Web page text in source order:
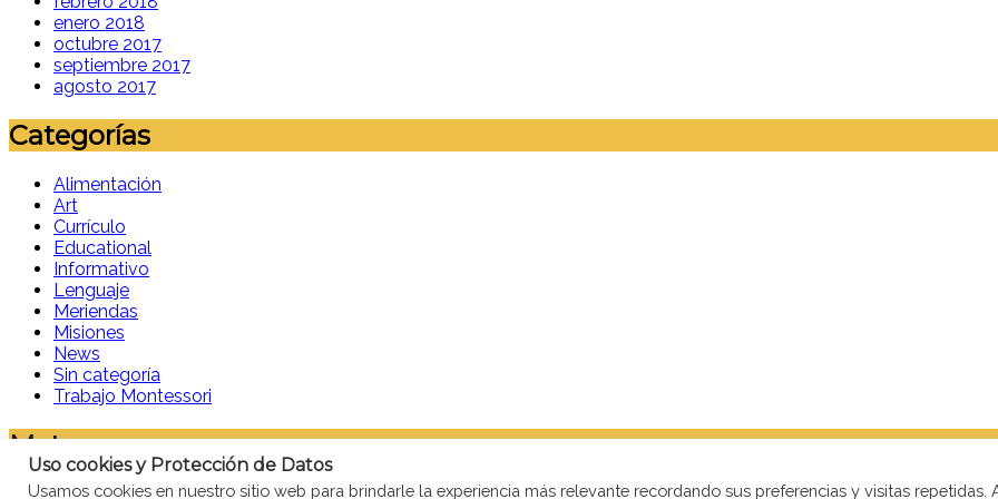
enero 2018
octubre 2017
septiembre 2017
agosto 2017
Categorías
Alimentación
Art
Currículo
Educational
Informativo
Lenguaje
Meriendas
Misiones
News
Sin categoría
Trabajo Montessori
Meta
Acceder
Uso cookies y Protección de Datos
Usamos cookies en nuestro sitio web para brindarle la experiencia más relevante recordando sus preferencias y visitas repetidas.